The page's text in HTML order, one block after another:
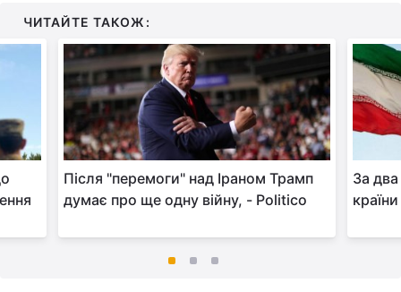
ЧИТАЙТЕ ТАКОЖ:
Після "перемоги" над Іраном Трамп
думає про ще одну війну, - Politico
За два